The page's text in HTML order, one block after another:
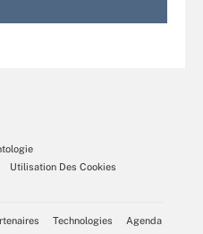
Utilisation Des Cookies
Technologies
Agenda